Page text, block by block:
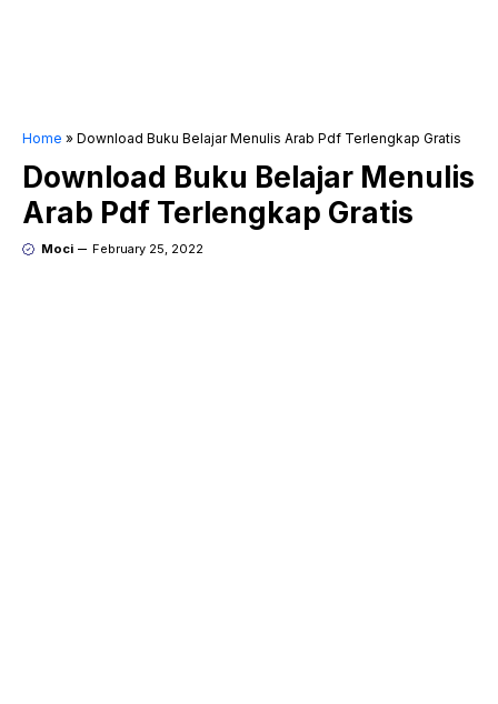
Home » Download Buku Belajar Menulis Arab Pdf Terlengkap Gratis
Download Buku Belajar Menulis
Arab Pdf Terlengkap Gratis
Moci February 25, 2022